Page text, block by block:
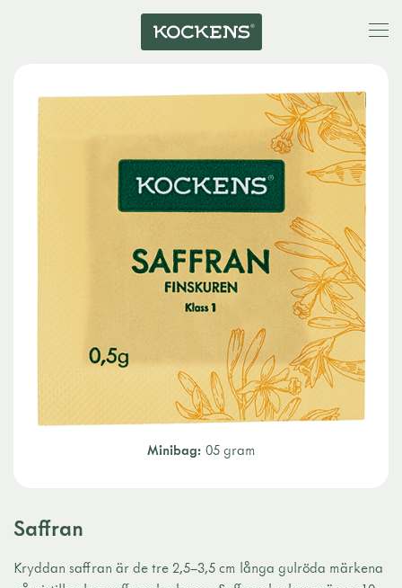
Minibag: 05 gram
Saffran
Kryddan saffran är de tre 2,5–3,5 cm långa gulröda märkena